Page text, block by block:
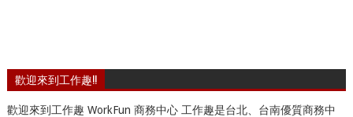
歡迎來到工作趣!!
歡迎來到工作趣 WorkFun 商務中心 工作趣是台北、台南優質商務中